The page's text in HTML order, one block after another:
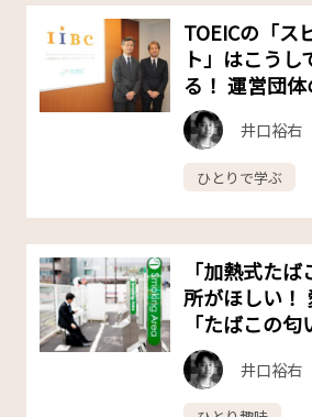
TOEICの「ス
ト」はこうし
る！ 運営団
井口裕右
ひとりで学ぶ
「加熱式た
所がほしい！
「たばこの
井口裕右